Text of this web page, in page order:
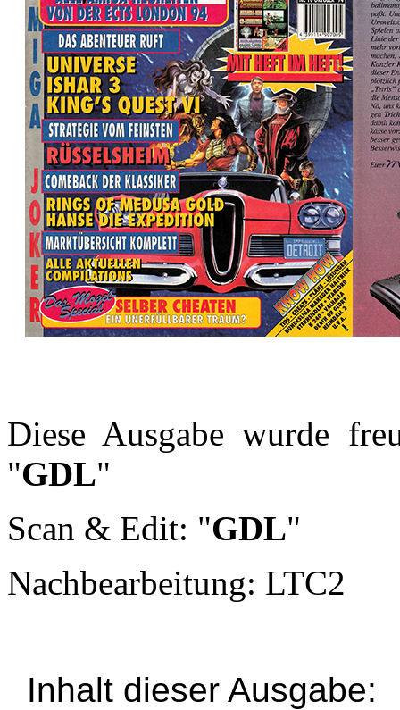
Diese Ausgabe wurde
"GDL"
Scan & Edit: "GDL"
Nachbearbeitung: LTC2
Inhalt dieser Ausgabe: